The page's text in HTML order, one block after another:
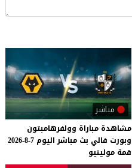
مباشر
مشاهدة مباراة وولفرهامبتون
وبورت فالي بث مباشر اليوم 7-8-2026
قمة مولينيو